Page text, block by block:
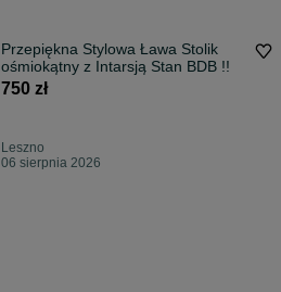
Przepiękna Stylowa Ława Stolik
ośmiokątny z Intarsją Stan BDB !!
750 zł
Leszno
06 sierpnia 2026